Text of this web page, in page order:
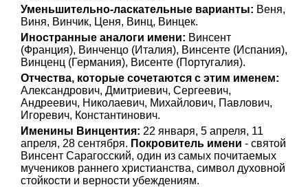
Уменьшительно-ласкательные варианты: Веня,
Виня, Винчик, Ценя, Винц, Винцек.
Иностранные аналоги имени: Винсент
(Франция), Винченцо (Италия), Винсенте (Испания),
Винценц (Германия), Висенте (Португалия).
Отчества, которые сочетаются с этим именем:
Александрович, Дмитриевич, Сергеевич,
Андреевич, Николаевич, Михайлович, Павлович,
Игоревич, Константинович.
Именины Винцентия: 22 января, 5 апреля, 11
апреля, 28 сентября. Покровитель имени - святой
Винсент Сарагосский, один из самых почитаемых
мучеников раннего христианства, символ духовной
стойкости и верности убеждениям.